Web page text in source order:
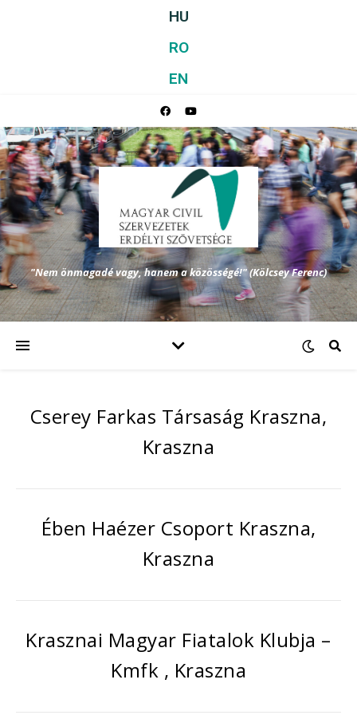
HU
RO
EN
"Nem önmagadé vagy, hanem a közösségé!" (Kölcsey Ferenc)
Cserey Farkas Társaság Kraszna,
Kraszna
Ében Haézer Csoport Kraszna,
Kraszna
Krasznai Magyar Fiatalok Klubja –
Kmfk , Kraszna